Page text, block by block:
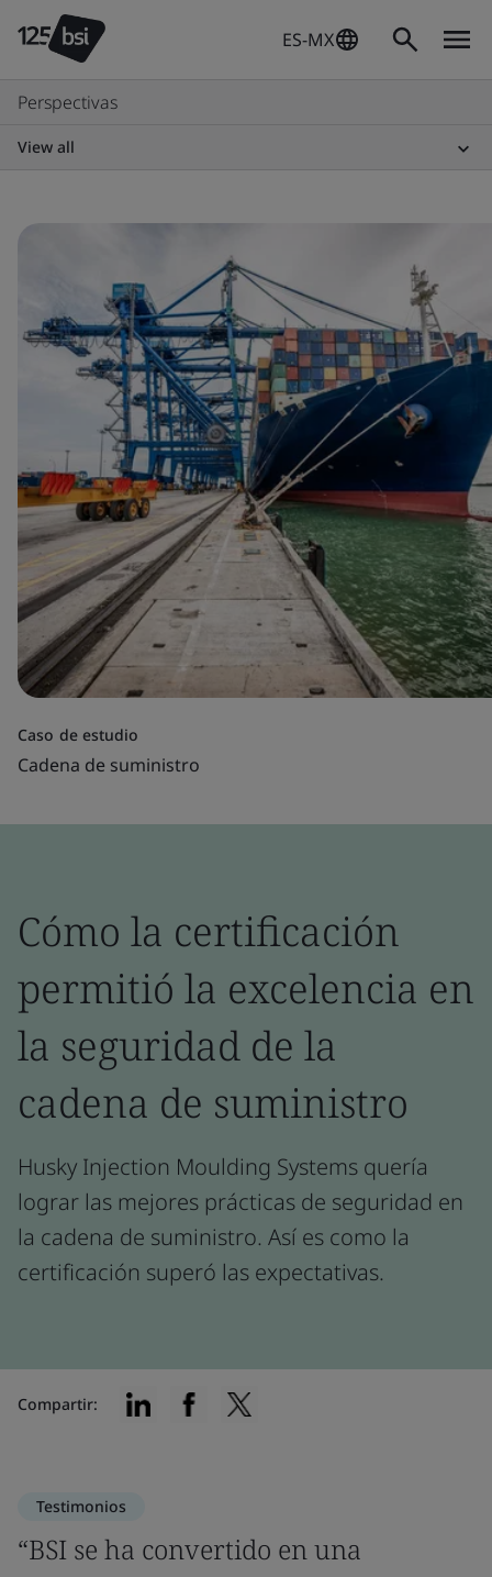
ES-MX
Perspectivas
View all
Caso de estudio
Cadena de suministro
Cómo la certificación
permitió la excelencia en
la seguridad de la
cadena de suministro
Husky Injection Moulding Systems quería
lograr las mejores prácticas de seguridad en
la cadena de suministro. Así es como la
certificación superó las expectativas.
Compartir:
Testimonios
“BSI se ha convertido en una